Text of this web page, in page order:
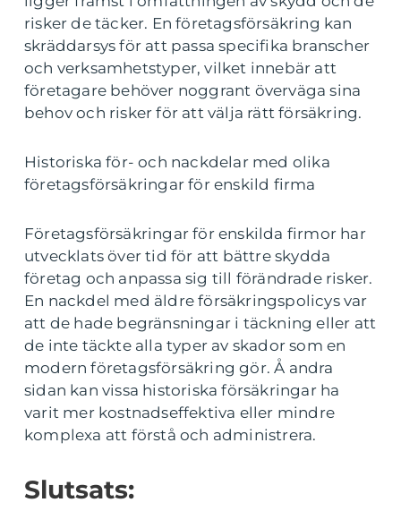
risker de täcker. En företagsförsäkring kan
skräddarsys för att passa specifika branscher
och verksamhetstyper, vilket innebär att
företagare behöver noggrant överväga sina
behov och risker för att välja rätt försäkring.
Historiska för- och nackdelar med olika
företagsförsäkringar för enskild firma
Företagsförsäkringar för enskilda firmor har
utvecklats över tid för att bättre skydda
företag och anpassa sig till förändrade risker.
En nackdel med äldre försäkringspolicys var
att de hade begränsningar i täckning eller att
de inte täckte alla typer av skador som en
modern företagsförsäkring gör. Å andra
sidan kan vissa historiska försäkringar ha
varit mer kostnadseffektiva eller mindre
komplexa att förstå och administrera.
Slutsats: